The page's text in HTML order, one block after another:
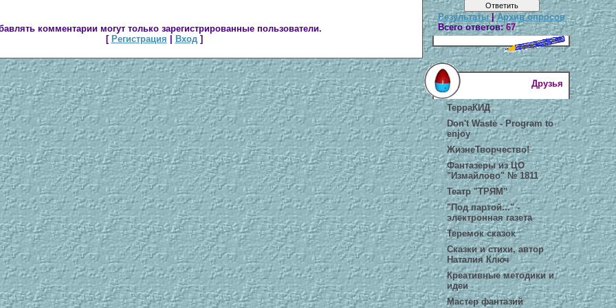
комментарии могут только зарегистрированные пользователи.
[ Регистрация Вход]
Результаты|Архив опросов
Всего ответов:67
Друзья
ТерраКИД
Don't Waste - Program to
enjoy
ЖизнеТворчество!
Фантазеры из ЦО
"Измайлово" № 1811
Театр "ТРЯМ"
"Под партой..." -
электронная газета
Теремок сказок
Сказки и стихи, автор
Наталия Ключ
Креативные методики и
идеи
Мастер фантазий